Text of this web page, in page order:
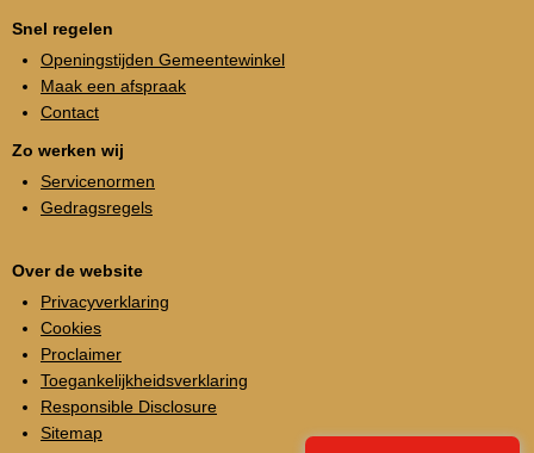
Snel regelen
Openingstijden Gemeentewinkel
Maak een afspraak
Contact
Zo werken wij
Servicenormen
Gedragsregels
Over de website
Privacyverklaring
Cookies
Proclaimer
Toegankelijkheidsverklaring
Responsible Disclosure
Sitemap